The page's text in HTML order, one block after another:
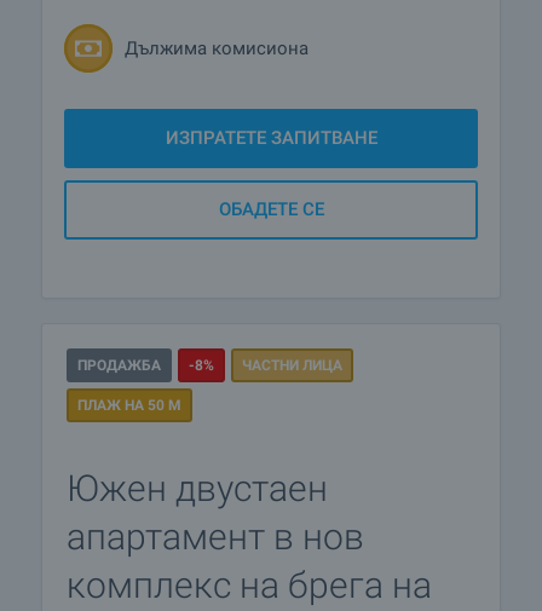
Дължима комисиона
ИЗПРАТЕТЕ ЗАПИТВАНЕ
ОБАДЕТЕ СЕ
ПРОДАЖБА -8% ЧАСТНИ ЛИЦА
ПЛАЖ НА 50 М
Южен двустаен
апартамент в нов
комплекс на брега на